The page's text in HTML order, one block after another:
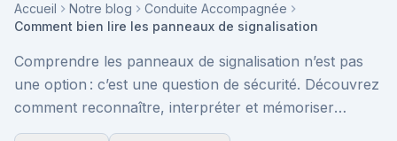
Accueil Notre blog
Conduite Accompagnée
Comment bien lire les panneaux de signalisation
Comprendre les panneaux de signalisation n’est pas
une option : c’est une question de sécurité. Découvrez
comment reconnaître, interpréter et mémoriser
chaque panneau pour conduire avec confiance et é...